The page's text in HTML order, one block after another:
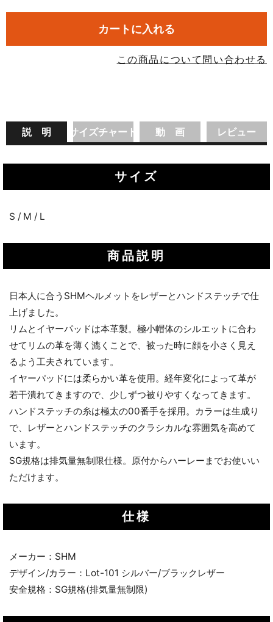
カートに入れる
この商品について問い合わせる
説 明 サイズチャート 動 画 レビュー
サイズ
S / M / L
商品説明
日本人に合うSHMヘルメットをレザーとハンドステッチで仕
上げました。
リムとイヤーパッドは本革製。極小帽体のシルエットに合わ
せてリムの革を薄く漉くことで、被った時に顔を小さく見え
るよう工夫されています。
イヤーパッドには柔らかい革を使用。経年変化によって革が
若干潰れてきますので、少しずつ被りやすくなってきます。
ハンドステッチの糸は極太の00番手を採用。カラーは生成り
で、レザーとハンドステッチのクラシカルな雰囲気を高めて
います。
SG規格は排気量無制限仕様。原付からハーレーまでお使いい
ただけます。
仕様
メーカー：SHM
デザイン/カラー：Lot-101 シルバー/ブラックレザー
安全規格：SG規格(排気量無制限)